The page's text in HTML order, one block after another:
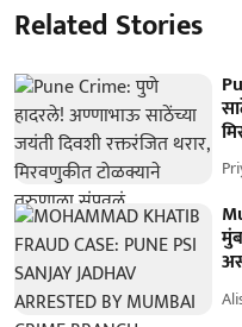
Related Stories